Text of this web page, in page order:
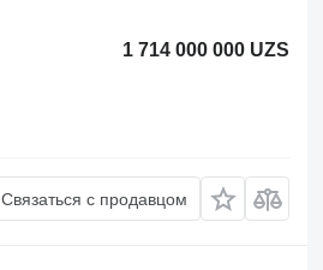
1 714 000 000 UZS
Связаться с продавцом